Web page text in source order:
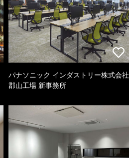
パナソニック インダストリー株式会社
郡山工場 新事務所